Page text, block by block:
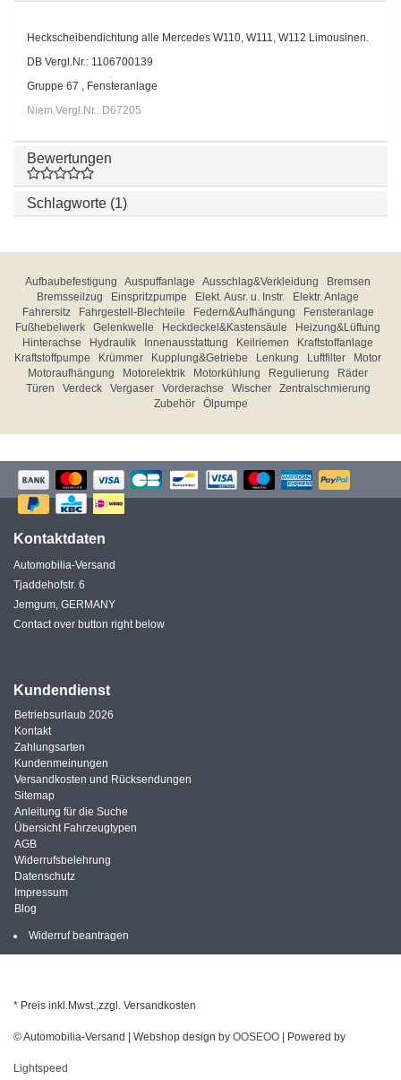
Heckscheibendichtung alle Mercedes W110, W111, W112 Limousinen.
DB Vergl.Nr.: 1106700139
Gruppe 67 , Fensteranlage
Niem.Vergl.Nr.: D67205
Bewertungen
Schlagworte (1)
Aufbaubefestigung Auspuffanlage Ausschlag&Verkleidung
Bremsen
Bremsseilzug
Einspritzpumpe Elekt. Ausr. u. Instr.
Elektr. Anlage
Fahrersitz
Fahrgestell-Blechteile Federn&Aufhängung
Fensteranlage
Fußhebelwerk
Gelenkwelle Heckdeckel&Kastensäule
Heizung&Lüftung
Hinterachse
Hydraulik Innenausstattung Keilriemen
Kraftstoffanlage
Kraftstoffpumpe
Krümmer Kupplung&Getriebe Lenkung Luftfilter
Motor
Motoraufhängung
Motorelektrik Motorkühlung Regulierung
Räder
Türen
Verdeck Vergaser Vorderachse Wischer
Zentralschmierung
Zubehör
Ölpumpe
Kontaktdaten
Automobilia-Versand
Tjaddehofstr. 6
Jemgum, GERMANY
Contact over button right below
Kundendienst
Betriebsurlaub 2026
Kontakt
Zahlungsarten
Kundenmeinungen
Versandkosten und Rücksendungen
Sitemap
Anleitung für die Suche
Übersicht Fahrzeugtypen
AGB
Widerrufsbelehrung
Datenschutz
Impressum
Blog
Widerruf beantragen
* Preis inkl.Mwst.,zzgl. Versandkosten
© Automobilia-Versand | Webshop design by OOSEOO | Powered by
Lightspeed